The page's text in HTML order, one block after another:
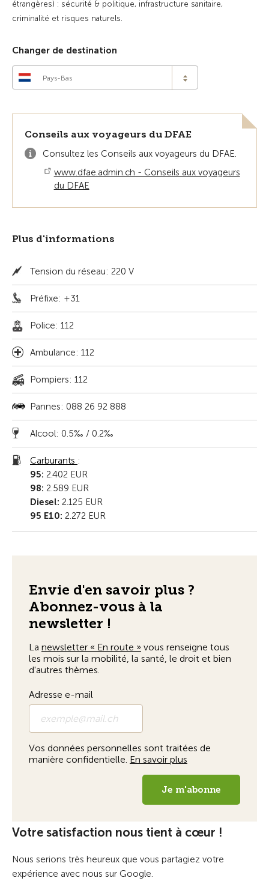
étrangères) : sécurité & politique, infrastructure sanitaire,
criminalité et risques naturels.
Changer de destination
Pays-Bas
Conseils aux voyageurs du DFAE
Consultez les Conseils aux voyageurs du DFAE.
www.dfae.admin.ch - Conseils aux voyageurs
du DFAE
Plus d'informations
Tension du réseau: 220 V
Préfixe: +31
Police: 112
Ambulance: 112
Pompiers: 112
Pannes: 088 26 92 888
Alcool: 0.5‰ / 0.2‰
Carburants :
95: 2.402 EUR
98: 2.589 EUR
Diesel: 2.125 EUR
95 E10: 2.272 EUR
Votre satisfaction nous tient à cœur !
Nous serions très heureux que vous partagiez votre
expérience avec nous sur Google.